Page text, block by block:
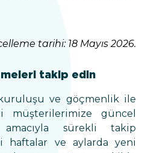
tarihi: 18 Mayıs 2026.
takip edin
ve göçmenlik ile
müşterilerimize güncel
sürekli takip
haftalar ve aylarda yeni